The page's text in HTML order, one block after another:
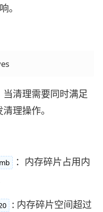
。
CONFIG SET activedefrag yes
清理需要同时满足
理操作。
：内存碎片占用内
: 内存碎片空间超过